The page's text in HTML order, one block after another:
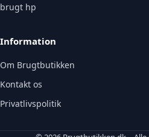
brugt hp
Information
Om Brugtbutikken
Kontakt os
Privatlivspolitik